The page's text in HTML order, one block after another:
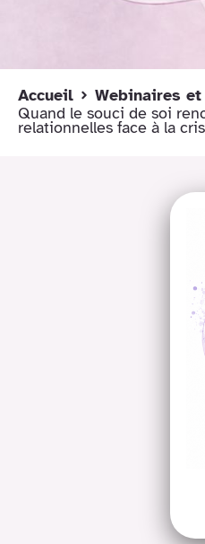
Accueil
Webinaires
Quand le souci de soi
relationnelles face à la